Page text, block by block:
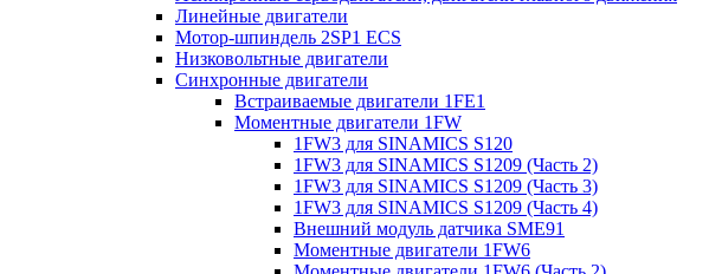
Линейные двигатели
Мотор-шпиндель 2SP1 ECS
Низковольтные двигатели
Синхронные двигатели
Встраиваемые двигатели 1FE1
Моментные двигатели 1FW
1FW3 для SINAMICS S120
1FW3 для SINAMICS S1209 (Часть 2)
1FW3 для SINAMICS S1209 (Часть 3)
1FW3 для SINAMICS S1209 (Часть 4)
Внешний модуль датчика SME91
Моментные двигатели 1FW6